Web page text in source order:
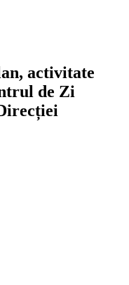
activitate
de Zi